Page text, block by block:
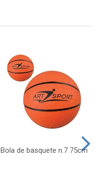
Bola de basquete n.7 75cm